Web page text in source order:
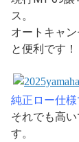
ス。
オートキャ
と便利です！
純正ロー仕
それでも高
す。